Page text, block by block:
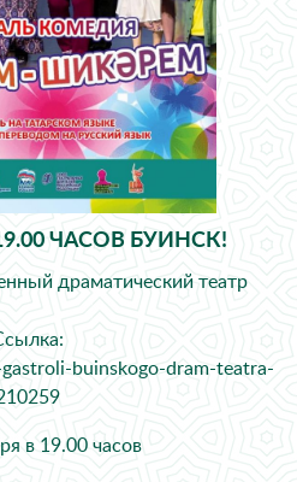
ЧАСОВ БУИНСК!
драматический театр
buinskogo-dram-teatra-
в 19.00 часов